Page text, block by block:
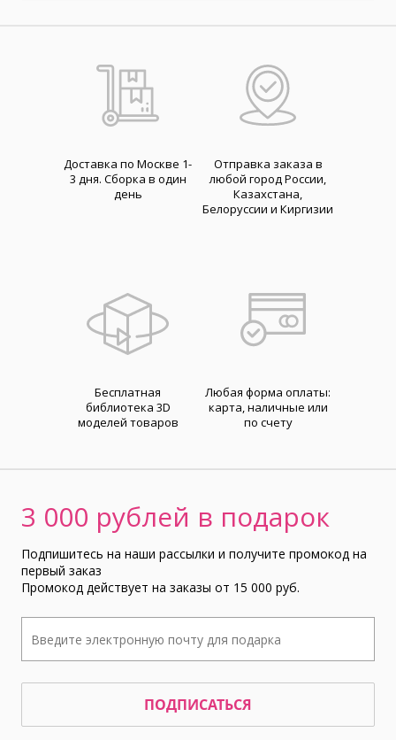
Доставка по Москве 1-
3 дня. Cборка в один
день
Отправка заказа в
любой город России,
Казахстана,
Белоруссии и Киргизии
Бесплатная
библиотека 3D
моделей товаров
Любая форма оплаты:
карта, наличные или
по счету
3 000 рублей в подарок
Подпишитесь на наши рассылки и получите промокод на
первый заказ
Промокод действует на заказы от 15 000 руб.
ПОДПИСАТЬСЯ